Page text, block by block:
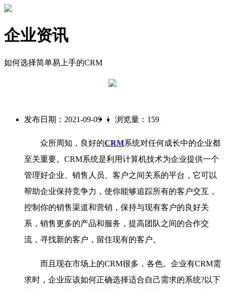
企业资讯
如何选择简单易上手的CRM
发布日期：2021-09-09 | 浏览量：159
众所周知，良好的CRM系统对任何成长中的企业都
至关重要。CRM系统是利用计算机技术为企业提供一个
管理好企业、销售人员、客户之间关系的平台，它可以
帮助企业保持竞争力，使你能够追踪所有的客户交互，
控制你的销售渠道和营销，保持与现有客户的良好关
系，销售更多的产品和服务，提高团队之间的合作交
流，寻找新的客户，留住现有的客户。
而且现在市场上的CRM很多，各色。企业有CRM需
求时，企业应该如何正确选择适合自己需求的系统?以下